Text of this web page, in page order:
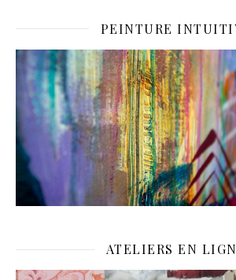
PEINTURE
ATELIERS EN